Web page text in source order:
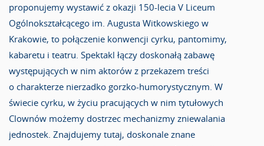
proponujemy wystawić z okazji 150-lecia V Liceum
Ogólnokształcącego im. Augusta Witkowskiego w
Krakowie, to połączenie konwencji cyrku, pantomimy,
kabaretu i teatru. Spektakl łączy doskonałą zabawę
występujących w nim aktorów z przekazem treści
o charakterze nierzadko gorzko-humorystycznym. W
świecie cyrku, w życiu pracujących w nim tytułowych
Clownów możemy dostrzec mechanizmy zniewalania
jednostek. Znajdujemy tutaj, doskonale znane